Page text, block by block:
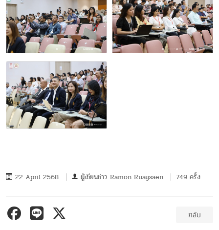
22 April 2568 ผู้เขียนข่าว Ramon Ruaysaen 749 ครั้ง
กลับ